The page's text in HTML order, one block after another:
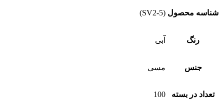
شناسه محصول (SV2-5)
رنگ آبی
جنس مسی
تعداد در بسته 100